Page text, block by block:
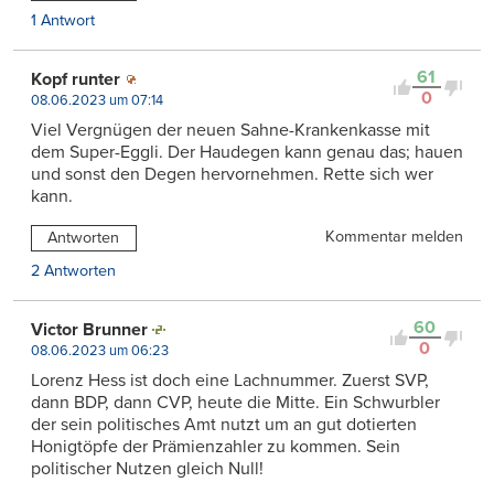
1 Antwort
61
0
Kopf runter
08.06.2023 um 07:14
Viel Vergnügen der neuen Sahne-Krankenkasse mit
dem Super-Eggli. Der Haudegen kann genau das; hauen
und sonst den Degen hervornehmen. Rette sich wer
kann.
Antworten
Kommentar melden
2 Antworten
60
0
Victor Brunner
08.06.2023 um 06:23
Lorenz Hess ist doch eine Lachnummer. Zuerst SVP,
dann BDP, dann CVP, heute die Mitte. Ein Schwurbler
der sein politisches Amt nutzt um an gut dotierten
Honigtöpfe der Prämienzahler zu kommen. Sein
politischer Nutzen gleich Null!